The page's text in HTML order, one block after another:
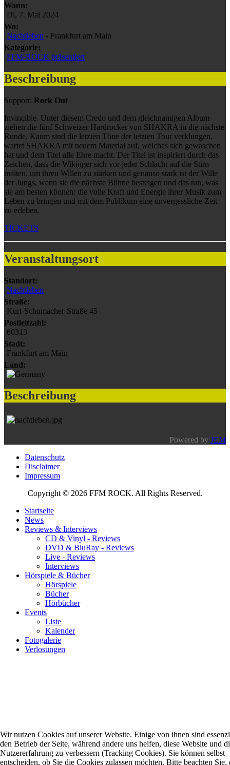
Wann:
Di, 7. Mai 2024
Wo:
Nachtleben - Frankfurt am Main
Kategorie:
FFM-ROCK präsentiert
Beschreibung
Support: Rock Out
Invincible. Unter diesem Credo und dem gleichnamigen Album
ziehen die fünf Schweizer Hardrocker von SHAKRA in die nächste
Runde. Kaum sind die letzten Töne der letzten Tour verklungen,
wartet SHAKRA mit neuem Material auf, welches sich gewaschen
hat und dem Titel alle Ehre macht. Der Titel ist inspiriert durch das
Zeichen, dass die Wikinger sich vor jeder Schlacht auf die Stirn
malten, um ihren Willen zu stärken und genauso stark ist der Wille
der Jungs, wenn sie die nächste Bühne besteigen und das tun, was
sie am besten können: die volle Kraft und Energie ihrer Musik zum
Leben zu bringen und mit dem Publikum eine unvergessliche Zeit
zu erleben.
TICKETS
Veranstaltungsort
Standort:
Nachtleben
Straße:
Kurt-Schumacher-Straße 45
Postleitzahl:
60313
Stadt:
Frankfurt am Main
Land:
Beschreibung
Powered by JEM
Datenschutz
Disclaimer
Impressum
Copyright © 2026 FFM ROCK. All Rights Reserved.
Startseite
News
Reviews & Interviews
CD & Vinyl - Reviews
DVD & BluRay - Reviews
Live - Reviews
Interviews
Hörspiele & Bücher
Hörspiele
Bücher
Hörbücher
Events
Liste
Kalender
Fotogalerie
Verlosungen
Wir nutzen Cookies auf unserer Website. Einige von ihnen sind
den Betrieb der Seite, während andere uns helfen, diese Website und
Nutzererfahrung zu verbessern (Tracking Cookies). Sie können selbst
entscheiden, ob Sie die Cookies zulassen möchten. Bitte beachten Sie,